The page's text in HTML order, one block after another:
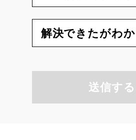
解決できたがわ
送信する